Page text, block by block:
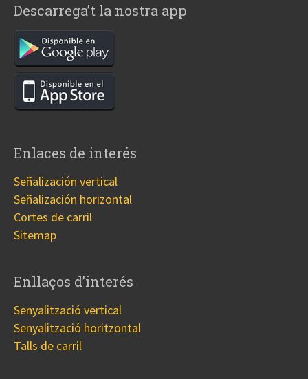
Descarrega’t la nostra app
Enlaces de interés
Señalización vertical
Señalización horizontal
Cortes de carril
Sitemap
Enllaços d’interés
Senyalització vertical
Senyalització horitzontal
Talls de carril